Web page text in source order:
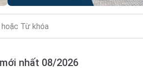
nhất 08/2026